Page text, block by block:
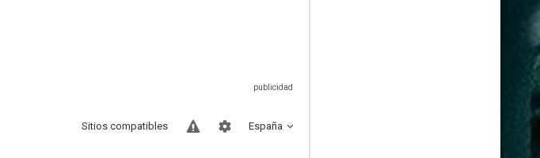
España
Sitios compatibles